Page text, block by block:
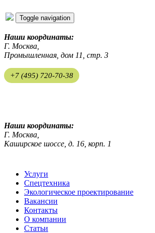
Toggle navigation
Наши координаты:
Г. Москва,
Промышленная, дом 11, стр. 3
+7 (495) 720-70-38
Наши координаты:
Г. Москва,
Каширское шоссе, д. 16, корп. 1
Услуги
Спецтехника
Экологическое проектирование
Вакансии
Контакты
О компании
Статьи